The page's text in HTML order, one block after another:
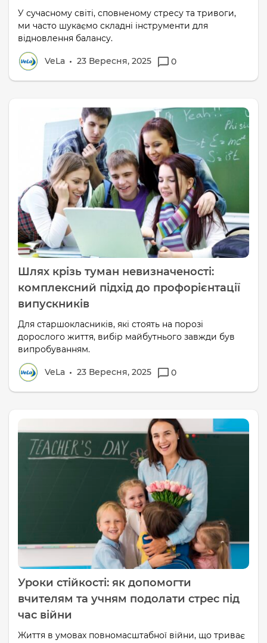
У сучасному світі, сповненому стресу та тривоги,
ми часто шукаємо складні інструменти для
відновлення балансу.
VeLa 23 Вересня, 2025 0
Шлях крізь туман невизначеності:
комплексний підхід до профорієнтації
випускників
Для старшокласників, які стоять на порозі
дорослого життя, вибір майбутнього завжди був
випробуванням.
VeLa 23 Вересня, 2025 0
Уроки стійкості: як допомогти
вчителям та учням подолати стрес під
час війни
Життя в умовах повномасштабної війни, що триває